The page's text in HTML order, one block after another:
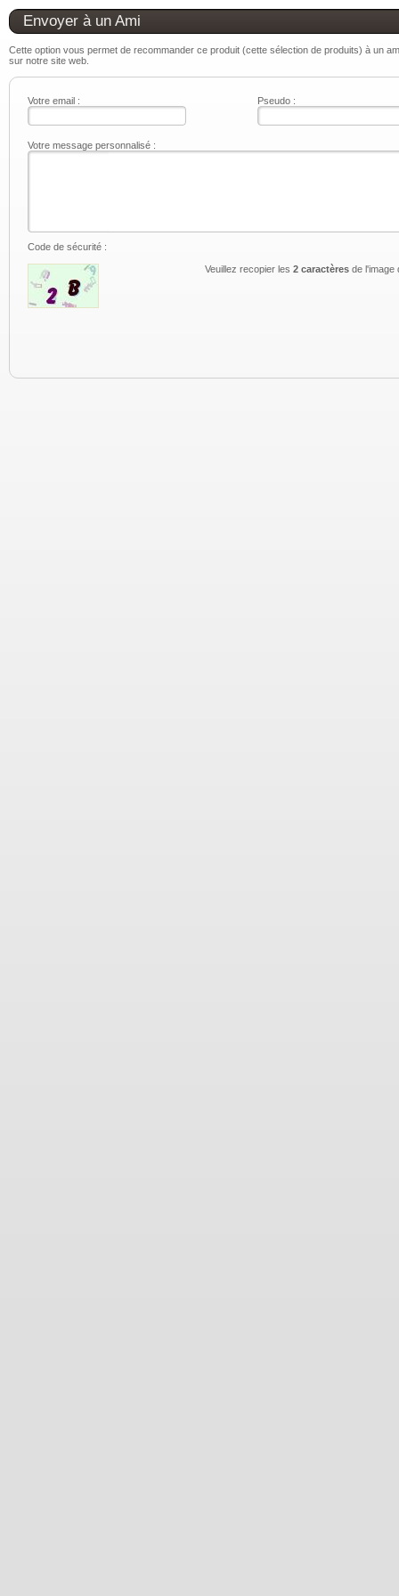
Envoyer à un Ami
Cette option vous permet de recommander ce produit (cette sélection de produits) à un
sur notre site web.
Votre email : Pseudo :
Votre message personnalisé :
Code de sécurité :
Veuillez recopier les 2 caractèresde l'image